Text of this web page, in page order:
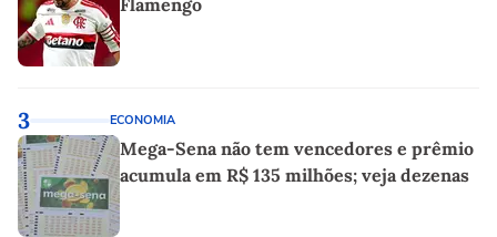
3 ECONOMIA
Mega-Sena não tem vencedores e prêmio
acumula em R$ 135 milhões; veja dezenas